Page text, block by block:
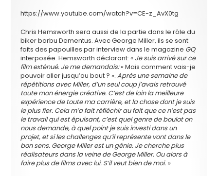
https://www.youtube.com/watch?v=CE-z_AvX0tg
Chris Hemsworth sera aussi de la partie dans le rôle du
biker barbu Dementus. Avec George Miller, ils se sont
faits des papouilles par interview dans le magazine GQ
interposée. Hemsworth déclarant: « Je suis arrivé sur ce
film exténué. Je me demandais:« Mais comment vais-je
pouvoir aller jusqu’au bout ? ».Après une semaine de
répétitions avec Miller, d’un seul coup j’avais retrouvé
toute mon énergie créative. C’est de loin la meilleure
expérience de toute ma carrière, et la chose dont je suis
le plus fier. Cela m’a fait réfléchir au fait que ce n’est pas
le travail qui est épuisant, c’est quel genre de boulot on
nous demande, à quel point je suis investi dans un
projet, et si les challenges qu’il représente vont dans le
bon sens. George Miller est un génie. Je cherche plus
réalisateurs dans la veine de George Miller. Ou alors à
faire plus de films avec lui. S’il veut bien de moi. »